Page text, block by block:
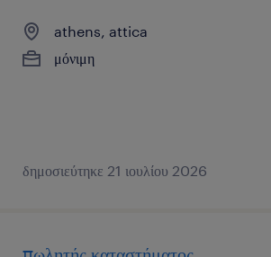
athens, attica
μόνιμη
δημοσιεύτηκε 21 ιουλίου 2026